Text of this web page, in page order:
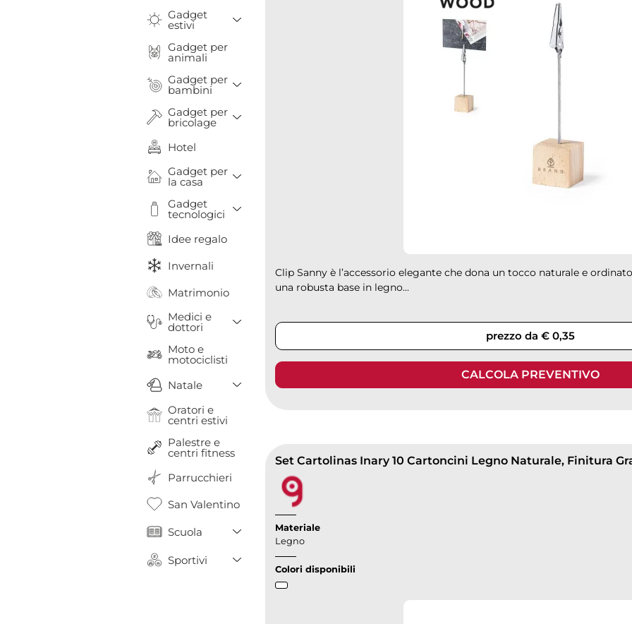
Gadget
estivi
Toggle Dropdown
Gadget per
animali
Gadget per
bambini
Toggle Dropdown
Gadget per
bricolage
Toggle Dropdown
Hotel
Gadget per
la casa
Toggle Dropdown
Gadget
tecnologici
Toggle Dropdown
Idee regalo
Invernali
Matrimonio
Medici e
dottori
Toggle Dropdown
Moto e
motociclisti
Natale
Toggle Dropdown
Oratori e
centri estivi
Palestre e
centri fitness
Parrucchieri
San Valentino
Scuola Toggle Dropdown
Sportivi Toggle Dropdown
Clip Sanny è l’accessorio elegante che dona un tocco naturale e
una robusta base in legno...
prezzo da € 0,35
CALCOLA PREVENTIVO
Materiale
Legno
Colori disponibili